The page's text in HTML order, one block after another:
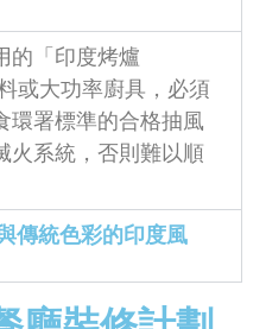
的「印度烤爐
或大功率廚具，必須
環署標準的合格抽風
火系統，否則難以順
傳統色彩的印度風